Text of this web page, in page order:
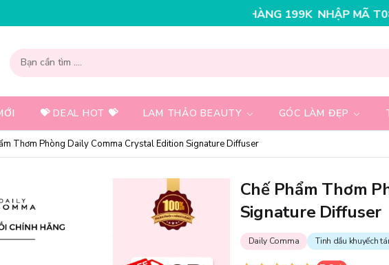
NHẬP MÃ T08FS30K - GIẢM NGAY 30K
💝 DEAL HOT 💝 LAM THẢO BEAUTY GÓC LÀM ĐẸP
Thơm Phòng Daily Comma Crystal Edition Signature Diffuser
Chế Phẩm Thơm
Signature Diffuser
Daily Comma Tinh dầu khuyếch